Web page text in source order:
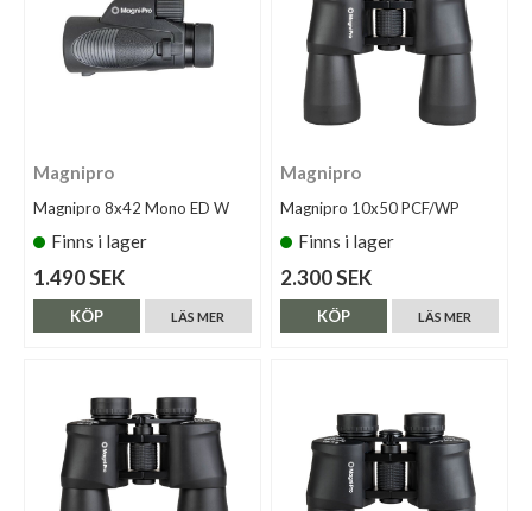
Magnipro
Magnipro 8x42 Mono ED W
Finns i lager
1.490 SEK
LÄS MER
KÖP
Magnipro
Magnipro 10x50 PCF/WP
Finns i lager
2.300 SEK
LÄS MER
KÖP